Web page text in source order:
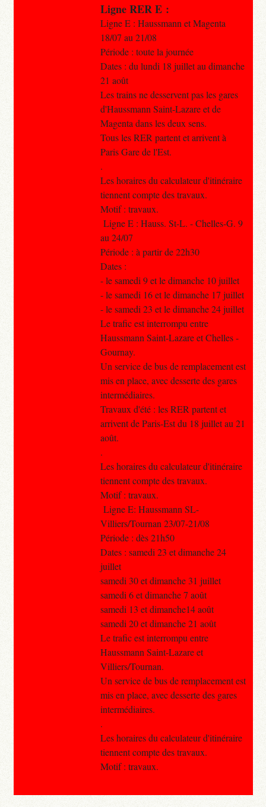
Ligne RER E :
Ligne E : Haussmann et Magenta
18/07 au 21/08
Période : toute la journée
Dates : du lundi 18 juillet au dimanche
21 août
Les trains ne desservent pas les gares
d'Haussmann Saint-Lazare et de
Magenta dans les deux sens.
Tous les RER partent et arrivent à
Paris Gare de l'Est.
.
Les horaires du calculateur d'itinéraire
tiennent compte des travaux.
Motif : travaux.
Ligne E : Hauss. St-L. - Chelles-G. 9
au 24/07
Période : à partir de 22h30
Dates :
- le samedi 9 et le dimanche 10 juillet
- le samedi 16 et le dimanche 17 juillet
- le samedi 23 et le dimanche 24 juillet
Le trafic est interrompu entre
Haussmann Saint-Lazare et Chelles -
Gournay.
Un service de bus de remplacement est
mis en place, avec desserte des gares
intermédiaires.
Travaux d'été : les RER partent et
arrivent de Paris-Est du 18 juillet au 21
août.
.
Les horaires du calculateur d'itinéraire
tiennent compte des travaux.
Motif : travaux.
Ligne E: Haussmann SL-
Villiers/Tournan 23/07-21/08
Période : dès 21h50
Dates : samedi 23 et dimanche 24
juillet
samedi 30 et dimanche 31 juillet
samedi 6 et dimanche 7 août
samedi 13 et dimanche14 août
samedi 20 et dimanche 21 août
Le trafic est interrompu entre
Haussmann Saint-Lazare et
Villiers/Tournan.
Un service de bus de remplacement est
mis en place, avec desserte des gares
intermédiaires.
.
Les horaires du calculateur d'itinéraire
tiennent compte des travaux.
Motif : travaux.